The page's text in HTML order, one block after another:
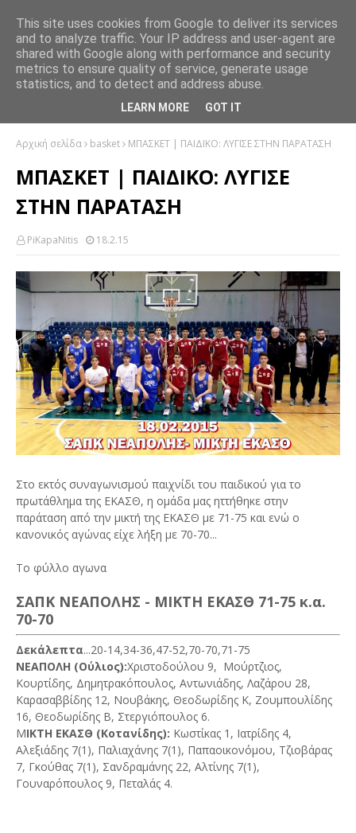
Αρχική σελίδα basket ΜΠΑΣΚΕΤ | ΠΑΙΔΙΚΟ: ΛΥΓΙΣΕ ΣΤΗΝ ΠΑΡΑΤΑΣΗ
ΜΠΑΣΚΕΤ | ΠΑΙΔΙΚΟ: ΛΥΓΙΣΕ
ΣΤΗΝ ΠΑΡΑΤΑΣΗ
PiKapaNitis 18.2.15
Στο εκτός συναγωνισμού παιχνίδι του παιδικού για το
πρωτάθλημα της ΕΚΑΣΘ, η ομάδα μας ηττήθηκε στην
παράταση από την μικτή της ΕΚΑΣΘ με 71-75 και ενώ ο
κανονικός αγώνας είχε λήξη με 70-70...
Το φύλλο αγωνα
ΣΑΠΚ ΝΕΑΠΟΛΗΣ - ΜΙΚΤΗ ΕΚΑΣΘ 71-75 κ.α.
70-70
Δεκάλεπτα...20-14,34-36,47-52,70-70,71-75
ΝΕΑΠΟΛΗ (Ούλιος):Χριστοδούλου 9, Μούρτζιος,
Κουρτίδης, Δημητρακόπουλος, Αντωνιάδης, Λαζάρου 28,
Καρασαββίδης 12, Νουβάκης, Θεοδωρίδης Κ, Ζουμπουλίδης
16, Θεοδωρίδης Β, Στεργιόπουλος 6.
ΜΙΚΤΗ ΕΚΑΣΘ (Κοτανίδης): Κωστίκας 1, Ιατρίδης 4,
Αλεξιάδης 7(1), Παλιαχάνης 7(1), Παπαοικονόμου, Τζιοβάρας
7, Γκούθας 7(1), Σανδραμάνης 22, Αλτίνης 7(1),
Γουναρόπουλος 9, Πεταλάς 4.
This site uses cookies from Google to deliver its services
and to analyze traffic. Your IP address and user-agent are
shared with Google along with performance and security
metrics to ensure quality of service, generate usage
statistics, and to detect and address abuse.
LEARN MORE GOT IT